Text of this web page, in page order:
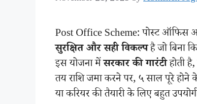
Post Office Scheme: पोस्ट ऑफिस
सुरक्षित और सही विकल्पहै जो बिना
इस योजना मेंसरकार की गारंटीहोती
तय राशि जमा करने पर, ५ साल पूरे होने
या करियर की तैयारी के लिए बहुत